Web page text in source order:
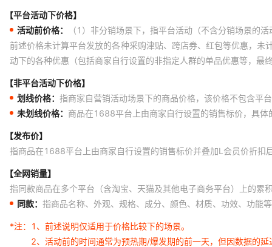
【平台活动下价格】
活动前价格：
（1）非分销场景下，指平台活动（不含分销场景的
前述价格未计算平台发放的各种采购津贴、跨店券、红包等优惠，
动下的各种优惠（包括商家自行设置的非指定人群的单品优惠等，
【非平台活动下价格】
划线价格： 指商家自营销活动场景下的商品价格，该价格不包含平
未划线价格： 商品在1688平台上由商家自行设置的销售标价，具
【发布价】
指商品在1688平台上由商家自行设置的销售标价并叠加L会员价折扣
【全网销量】
指同款商品在多个平台（含淘宝、天猫及其他电子商务平台）上的累
同款： 指商品名称、外观、规格、成分、颜色、材质、功效、功能
*注：
1、前述说明仅适用于价格比较下的场景。
2、活动前的时间通常为预热期/爆发期的前一天，但因数据的